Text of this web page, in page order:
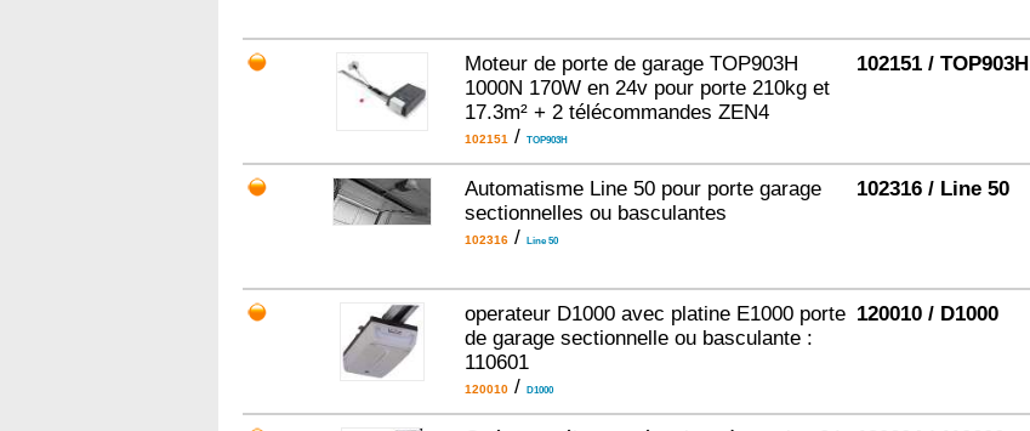
Moteur de porte de garage TOP903H
1000N 170W en 24v pour porte 210kg et
17.3m² + 2 télécommandes ZEN4
102151/ TOP903H
102151 / TOP903H
Automatisme Line 50 pour porte garage
sectionnelles ou basculantes
102316/ Line 50
102316 / Line 50
operateur D1000 avec platine E1000 porte
de garage sectionnelle ou basculante :
110601
120010/ D1000
120010 / D1000